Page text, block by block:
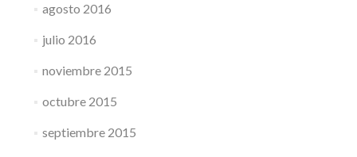
agosto 2016
julio 2016
noviembre 2015
octubre 2015
septiembre 2015